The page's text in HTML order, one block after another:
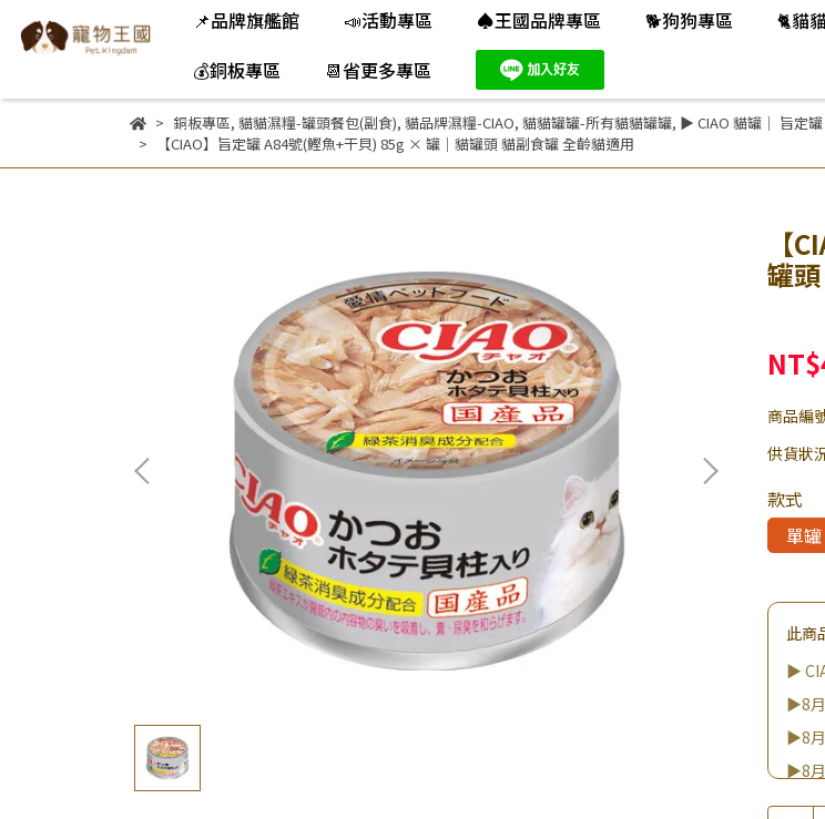
📌品牌旗艦館 📣活動專區 ♠王國品牌專區 🐕️狗狗專區 🐈️貓
💰銅板專區
📆省更多專區
銅板專區, 貓貓濕糧-罐頭餐包(副食), 貓品牌濕糧-CIAO, 貓貓罐罐-所有貓貓罐罐, ▶ CIAO 貓罐｜ 旨定
【CIAO】旨定罐 A84號(鰹魚+干貝) 85g × 罐｜貓罐頭 貓副食罐 全齡貓適用
【
罐
商品編
供貨狀
款式
單罐
此商
▶
▶8月
▶8月
▶8月
▶8月